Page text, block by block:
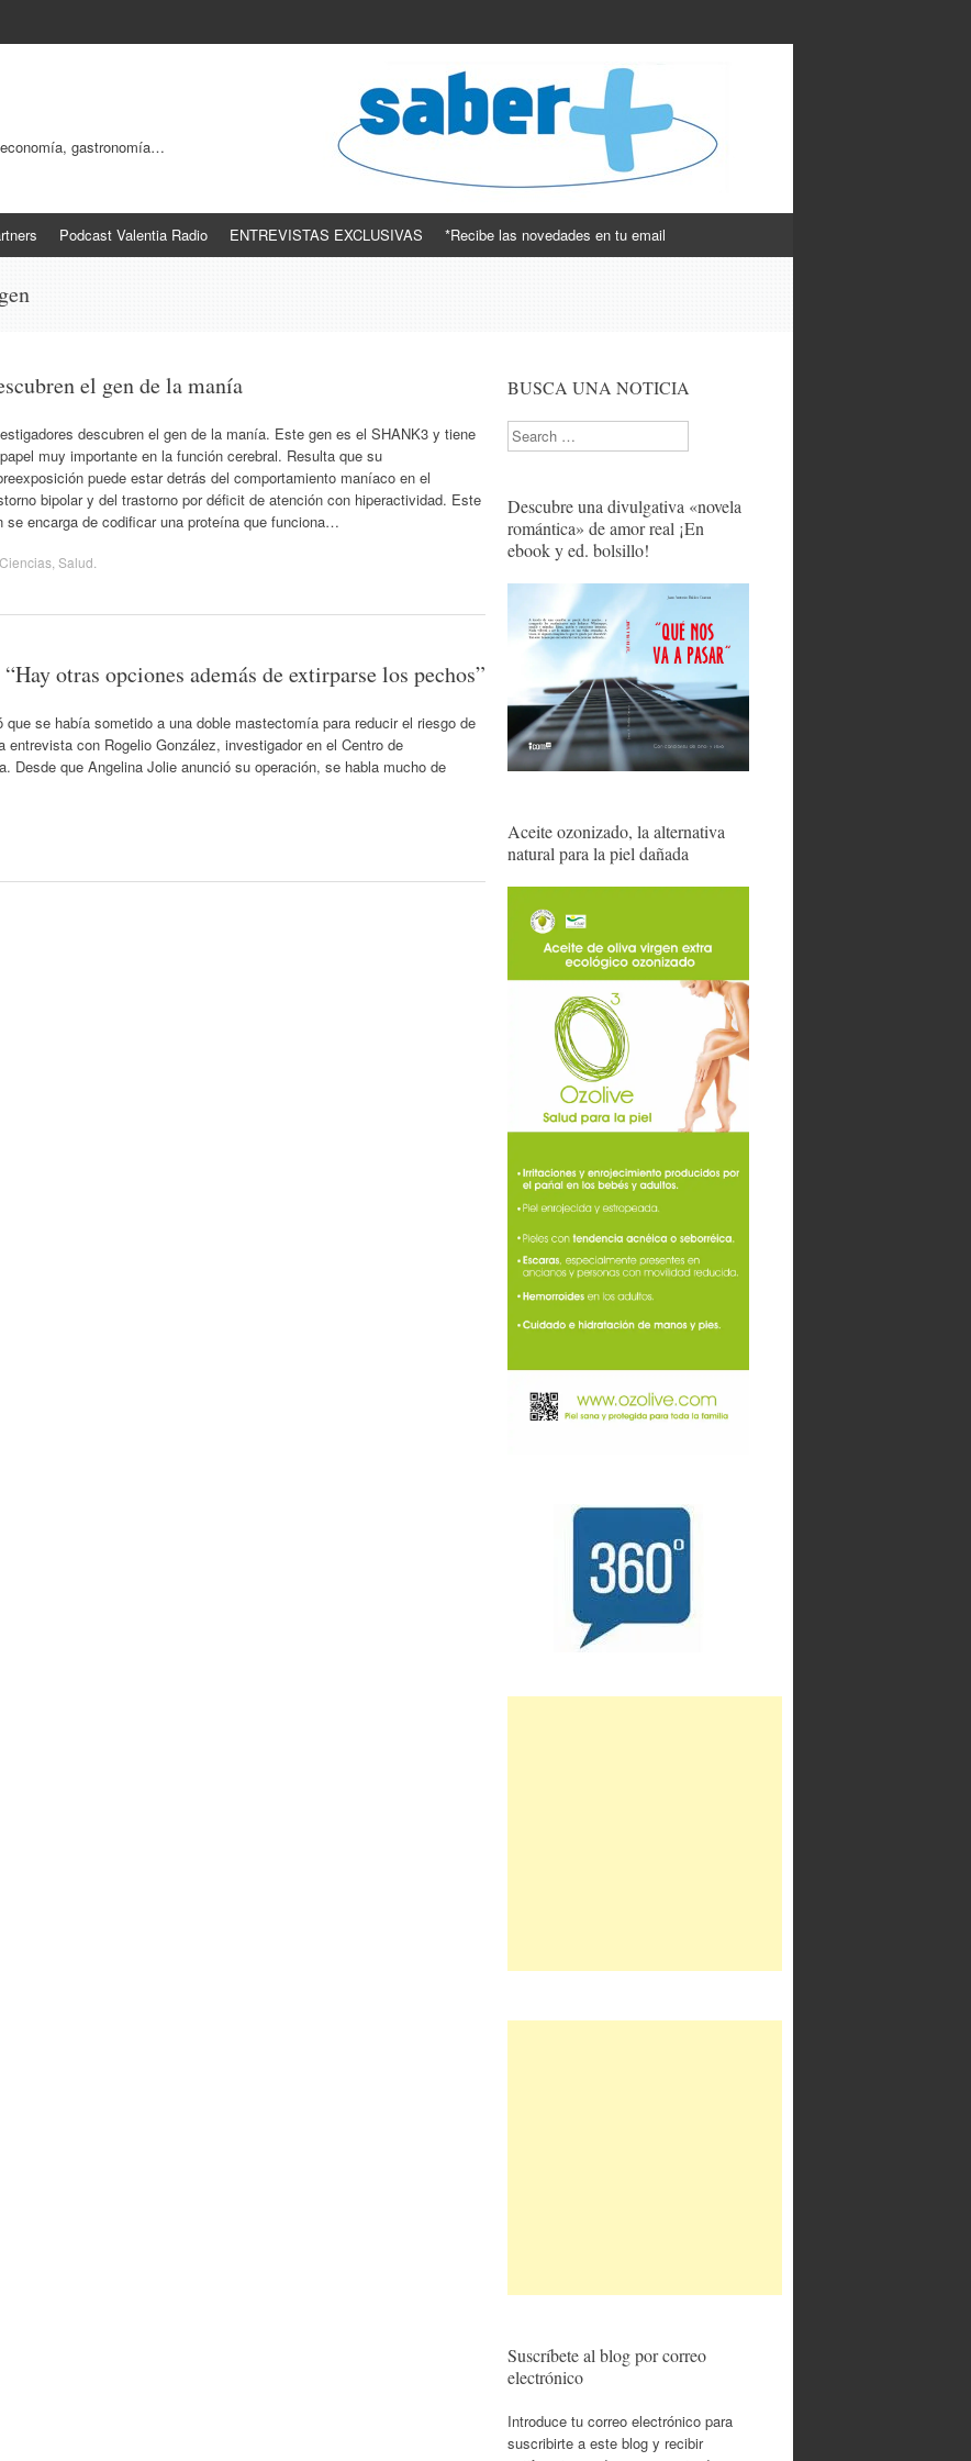
gastronomía…
Podcast Valentia Radio ENTREVISTAS EXCLUSIVAS *Recibe las novedades en tu email
gen
el gen de la manía
descubren el gen de la manía. Este gen es el SHANK3 y tiene
muy importante en la función cerebral. Resulta que su
puede estar detrás del comportamiento maníaco en el
bipolar y del trastorno por déficit de atención con hiperactividad. Este
se encarga de codificar una proteína que funciona…
Ciencias Salud
otras opciones además de extirparse los pechos”
se había sometido a una doble mastectomía para reducir el riesgo de
con Rogelio González, investigador en el Centro de
Desde que Angelina Jolie anunció su operación, se habla mucho de
BUSCA UNA NOTICIA
Search
Descubre una divulgativa «novela
romántica» de amor real ¡En
ebook y ed. bolsillo!
Aceite ozonizado, la alternativa
natural para la piel dañada
Suscríbete al blog por correo
electrónico
Introduce tu correo electrónico para
suscribirte a este blog y recibir